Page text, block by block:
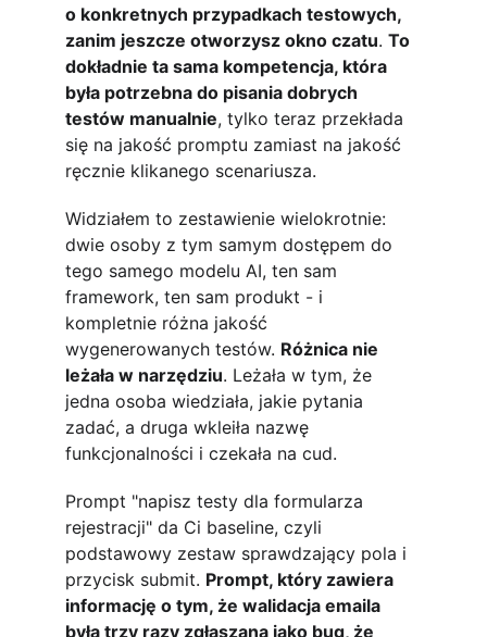
o konkretnych przypadkach testowych,
zanim jeszcze otworzysz okno czatu. To
dokładnie ta sama kompetencja, która
była potrzebna do pisania dobrych
testów manualnie, tylko teraz przekłada
się na jakość promptu zamiast na jakość
ręcznie klikanego scenariusza.
Widziałem to zestawienie wielokrotnie:
dwie osoby z tym samym dostępem do
tego samego modelu AI, ten sam
framework, ten sam produkt - i
kompletnie różna jakość
wygenerowanych testów. Różnica nie
leżała w narzędziu. Leżała w tym, że
jedna osoba wiedziała, jakie pytania
zadać, a druga wkleiła nazwę
funkcjonalności i czekała na cud.
Prompt "napisz testy dla formularza
rejestracji" da Ci baseline, czyli
podstawowy zestaw sprawdzający pola i
przycisk submit. Prompt, który zawiera
informację o tym, że walidacja emaila
była trzy razy zgłaszana jako bug, że